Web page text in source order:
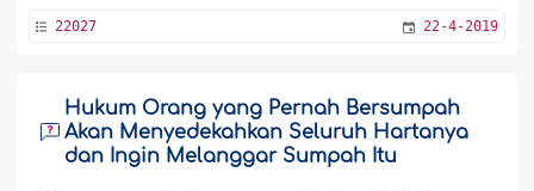
22027 22-4-2019
Hukum Orang yang Pernah Bersumpah
Akan Menyedekahkan Seluruh Hartanya
dan Ingin Melanggar Sumpah Itu